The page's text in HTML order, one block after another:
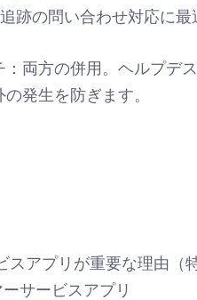
跡の問い合わせ対応に最
両方の併用。ヘルプデ
発生を防ぎます。
スアプリが重要な理由（
サービスアプリ